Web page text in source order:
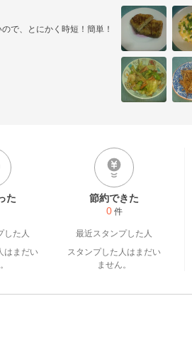
で、とにかく時短！簡単！
た
した人
はまだい
節約できた
0 件
最近スタンプした人
スタンプした人はまだい
ません。